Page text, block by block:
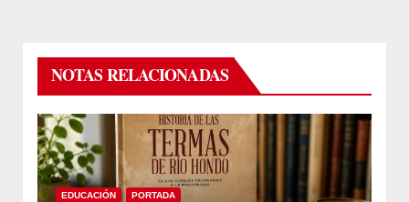
NOTAS RELACIONADAS
EDUCACIÓN PORTADA